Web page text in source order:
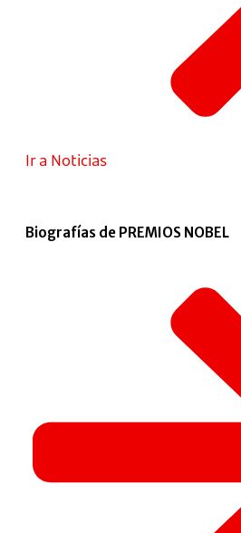
Ir a Noticias
Biografías de PREMIOS NOBEL